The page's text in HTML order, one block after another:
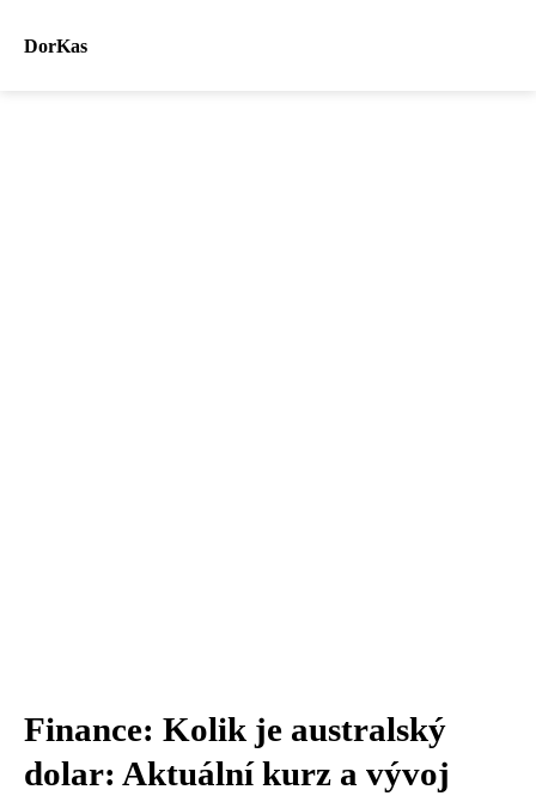
DorKas
Finance: Kolik je australský
dolar: Aktuální kurz a vývoj